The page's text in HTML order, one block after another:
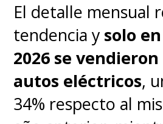
El detalle mensual
tendencia y solo
2026 se vendieron
autos eléctricos,
34% respecto al